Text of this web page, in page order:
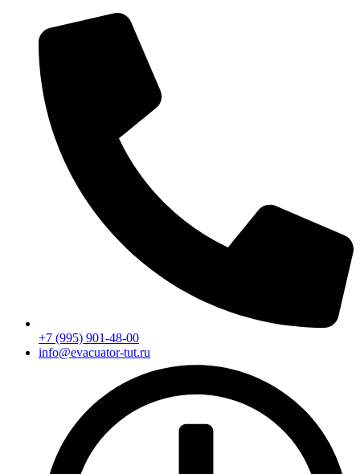
содержимому
+7 (995) 901-48-00
info@evacuator-tut.ru